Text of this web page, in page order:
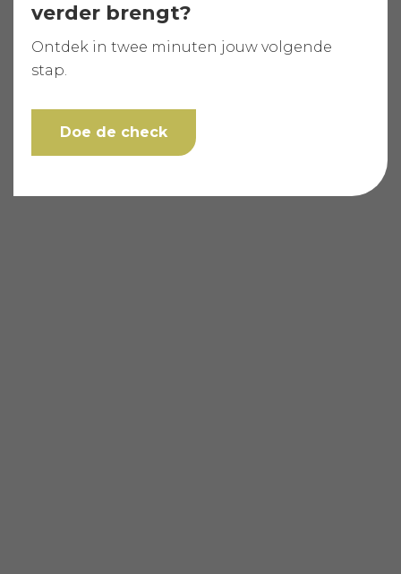
verder brengt?
Ontdek in twee minuten jouw volgende
stap.
Doe de check